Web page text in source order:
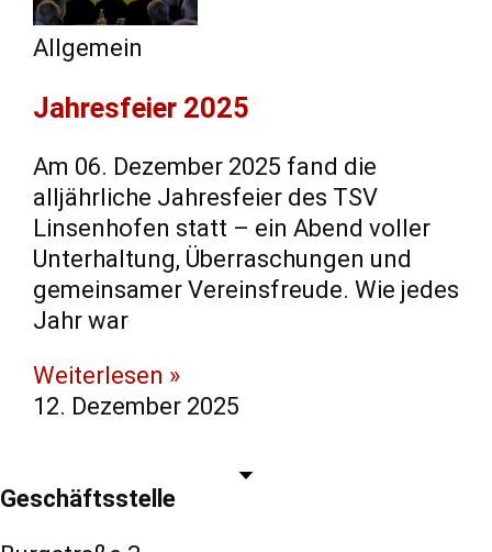
Allgemein
Jahresfeier 2025
Am 06. Dezember 2025 fand die
alljährliche Jahresfeier des TSV
Linsenhofen statt – ein Abend voller
Unterhaltung, Überraschungen und
gemeinsamer Vereinsfreude. Wie jedes
Jahr war
Weiterlesen »
12. Dezember 2025
Geschäftsstelle